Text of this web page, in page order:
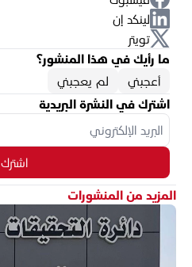
لينكد إن
تويتر
ما رأيك في هذا المنشور؟
أعجبني
لم يعجبني
اشترك في النشرة البريدية
اشترك
المزيد من المنشورات